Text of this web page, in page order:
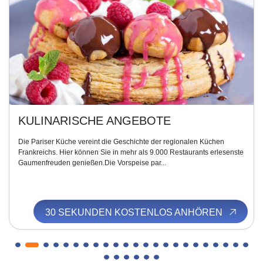
KULINARISCHE ANGEBOTE
Die Pariser Küche vereint die Geschichte der regionalen Küchen
Frankreichs. Hier können Sie in mehr als 9.000 Restaurants erlesenste
Gaumenfreuden genießen.Die Vorspeise par...
30 SEKUNDEN KOSTENLOS ANHÖREN